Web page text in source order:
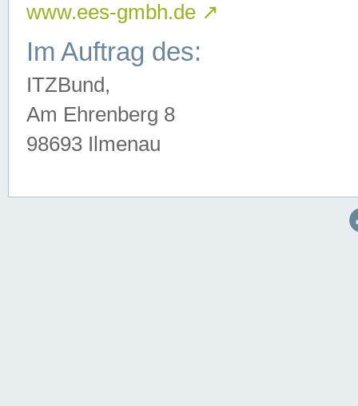
www.ees-gmbh.de ↗
Im Auftrag des:
ITZBund,
Am Ehrenberg 8
98693 Ilmenau